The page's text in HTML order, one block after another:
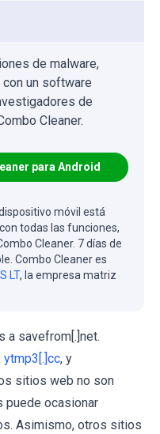
de malware,
un software
de
Cleaner.
para Android
móvil está
todas las funciones,
Cleaner. 7 días de
Combo Cleaner es
LT, la empresa matriz
a savefrom[.]net.
ytmp3[.]cc, y
sitios web no son
puede ocasionar
Asimismo, otros sitios